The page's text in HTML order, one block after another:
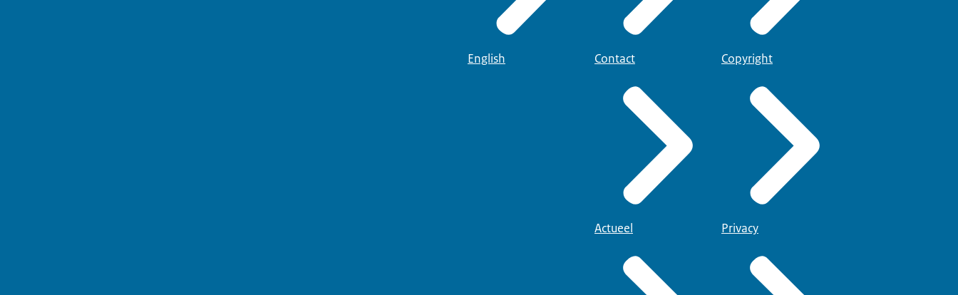
English Contact
Actueel
Copyright
Privacy